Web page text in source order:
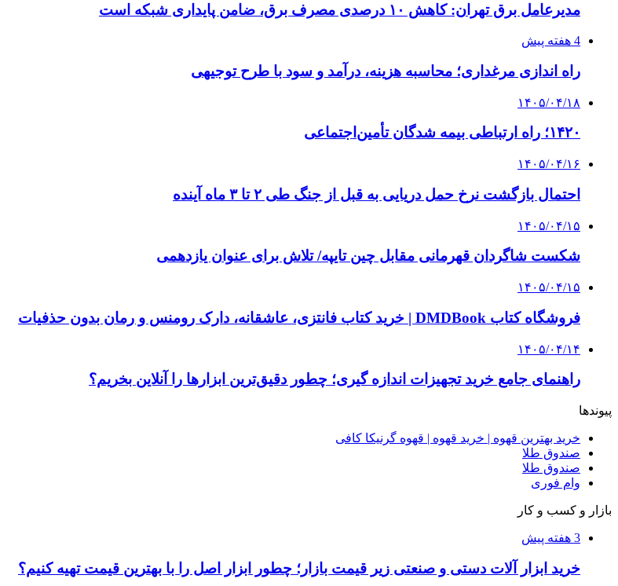
مدیرعامل برق تهران: کاهش ۱۰ درصدی مصرف برق، ضامن پایداری شبکه است
4 هفته پیش
راه اندازی مرغداری؛ محاسبه هزینه، درآمد و سود با طرح توجیهی
۱۴۰۵/۰۴/۱۸
۱۴۲۰؛ راه ارتباطی بیمه شدگان تأمین‌اجتماعی
۱۴۰۵/۰۴/۱۶
احتمال بازگشت نرخ حمل دریایی به قبل از جنگ طی ۲ تا ۳ ماه آینده
۱۴۰۵/۰۴/۱۵
شکست شاگردان قهرمانی مقابل چین تایپه/ تلاش برای عنوان یازدهمی
۱۴۰۵/۰۴/۱۵
فروشگاه کتاب DMDBook | خرید کتاب فانتزی، عاشقانه، دارک رومنس و رمان بدون حذفیات
۱۴۰۵/۰۴/۱۴
راهنمای جامع خرید تجهیزات اندازه گیری؛ چطور دقیق‌ترین ابزارها را آنلاین بخریم؟
پیوندها
خرید بهترین قهوه | خرید قهوه | قهوه گرنیکا کافی
صندوق طلا
صندوق طلا
وام فوری
بازار و کسب و کار
3 هفته پیش
خرید ابزار آلات دستی و صنعتی زیر قیمت بازار؛ چطور ابزار اصل را با بهترین قیمت تهیه کنیم؟